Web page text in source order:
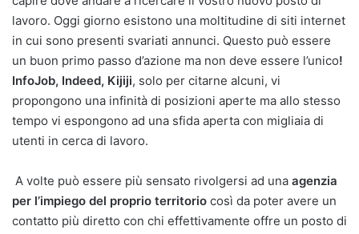
lavoro. Oggi giorno esistono una moltitudine di siti internet
in cui sono presenti svariati annunci. Questo può essere
un buon primo passo d’azione ma non deve essere l’unico!
InfoJob, Indeed, Kijiji, solo per citarne alcuni, vi
propongono una infinità di posizioni aperte ma allo stesso
tempo vi espongono ad una sfida aperta con migliaia di
utenti in cerca di lavoro.
A volte può essere più sensato rivolgersi ad una agenzia
per l’impiego del proprio territorio così da poter avere un
contatto più diretto con chi effettivamente offre un posto di